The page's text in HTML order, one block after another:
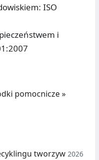
ISO
i
pomocnicze»
tworzyw 2026